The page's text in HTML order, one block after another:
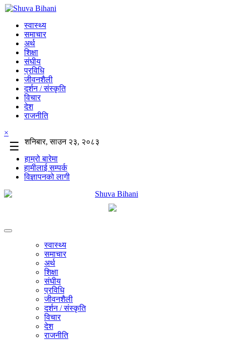
स्वास्थ्य
समाचार
अर्थ
शिक्षा
संघीय
प्रविधि
जीवनशैली
दर्शन / संस्कृति
विचार
देश
राजनीति
×
☰
शनिबार, साउन २३, २०८३
हाम्रो बारेमा
हामीलाई सम्पर्क
विज्ञापनको लागी
स्वास्थ्य
समाचार
अर्थ
शिक्षा
संघीय
प्रविधि
जीवनशैली
दर्शन / संस्कृति
विचार
देश
राजनीति